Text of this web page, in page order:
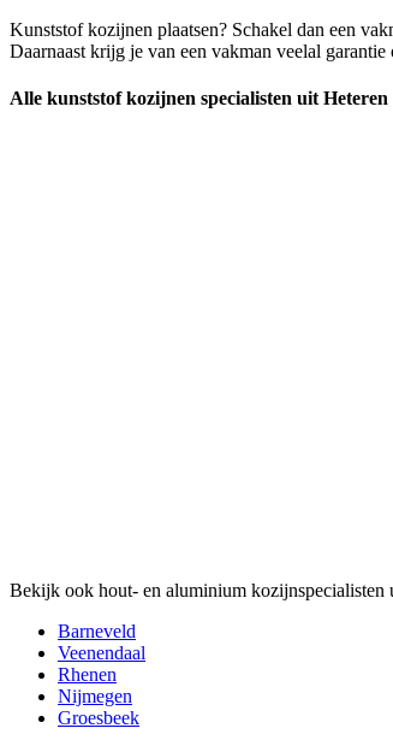
Kunststof kozijnen plaatsen? Schakel dan een
Daarnaast krijg je van een vakman veelal
Alle kunststof kozijnen specialisten uit Heteren
Bekijk ook hout- en aluminium kozijnspecialisten
Barneveld
Veenendaal
Rhenen
Nijmegen
Groesbeek